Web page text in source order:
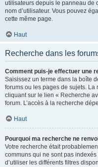
utilisateurs depuis le panneau de
nom d’utilisateur. Vous pouvez
cette même page.
Haut
Recherche dans les
Comment puis-je effectuer une
Saisissez un terme dans la boîte
forums ou les pages de sujets.
cliquant sur le lien « Recherche
forum. L’accès à la recherche
Haut
Pourquoi ma recherche ne
Votre recherche était
communs qui ne sont pas
d’utiliser les différents filtres